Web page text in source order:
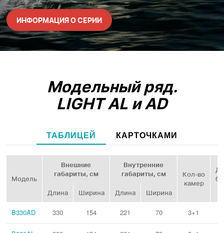
ИНФОРМАЦИЯ О СЕРИИ
Модельный ряд.
LIGHT AL и AD
ТАБЛИЦЕЙ КАРТОЧКАМИ
Модель
Внешние
габариты, см
Внутренние
габариты, см
Кол‑во
камер
Длина
Ширина Длина Ширина
B330AD 330 154 221 70 3+1